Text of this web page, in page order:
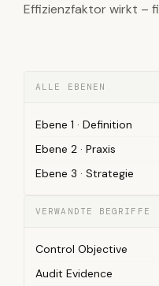
Effizienzfaktor wirkt –
ALLE EBENEN
Ebene 1 · Definition
Ebene 2 · Praxis
Ebene 3 · Strategie
VERWANDTE BEGRIFFE
Control Objective
Audit Evidence